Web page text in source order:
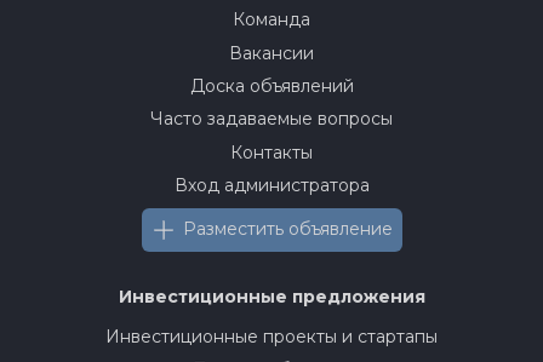
Команда
Вакансии
Доска объявлений
Часто задаваемые вопросы
Контакты
Вход администратора
Разместить объявление
Инвестиционные предложения
Инвестиционные проекты и стартапы